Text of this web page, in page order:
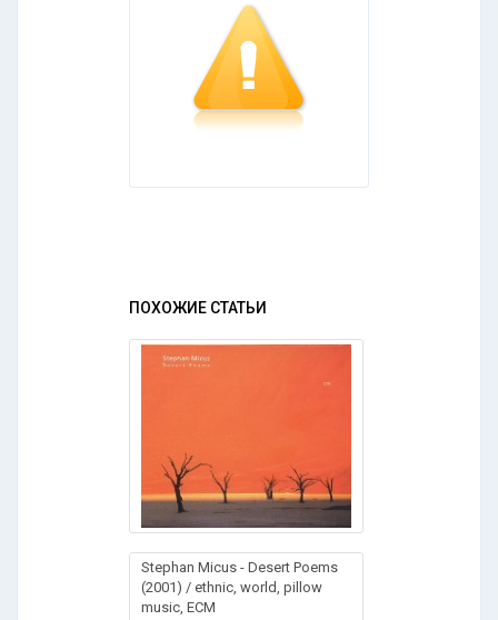
ПОХОЖИЕ СТАТЬИ
Stephan Micus - Desert Poems
(2001) / ethnic, world, pillow
music, ECM